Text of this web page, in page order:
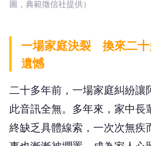
圖，典範徵信社提供）
一場家庭決裂 換來二十
遺憾
二十多年前，一場家庭糾紛讓
此音訊全無。多年來，家中長
終缺乏具體線索，一次次無疾